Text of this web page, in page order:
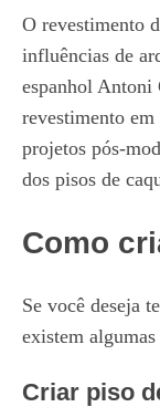
O revestimento
influências de
espanhol Antoni
revestimento em
projetos pós-
dos pisos de
Como
Se você deseja
existem
Criar piso